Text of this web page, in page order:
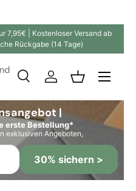
7,95€ | Kostenloser Versand ab
Rückgabe (14 Tage)
SucheEinloggen
|
erste Bestellung*
exklusiven Angeboten,
30% sichern >